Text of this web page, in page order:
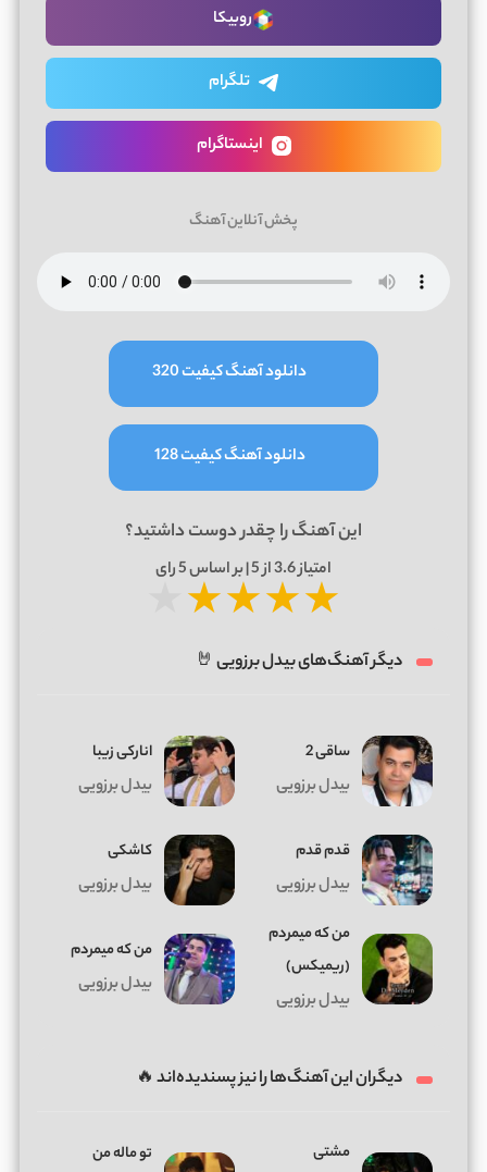
روبیکا
تلگرام
اینستاگرام
پخش آنلاین آهنگ
دانلود آهنگ کیفیت 320
دانلود آهنگ کیفیت 128
این آهنگ را چقدر دوست داشتید؟
امتیاز3.6از 5 | بر اساس 5رای
★★★★
دیگر آهنگ‌های بیدل برزویی 🤘
ساقی 2
بیدل برزویی
انارکی زیبا
بیدل برزویی
قدم قدم
بیدل برزویی
کاشکی
بیدل برزویی
من که میمردم
(ریمیکس)
بیدل برزویی
من که میمردم
بیدل برزویی
دیگران این آهنگ‌ها را نیز پسندیده‌اند 🔥
مشتی
تو ماله من